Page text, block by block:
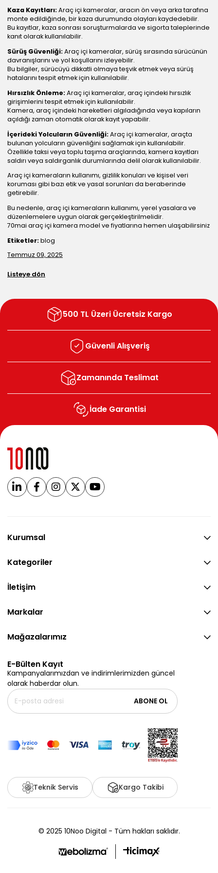
Kaza Kayıtları:Araç içi kameralar, aracın ön veya arka tarafına
monte edildiğinde, bir kaza durumunda olayları kaydedebilir.
Bu kayıtlar, kaza sonrası soruşturmalarda ve sigorta taleplerinde
kanıt olarak kullanılabilir.
Sürüş Güvenliği:Araç içi kameralar, sürüş sırasında sürücünün
davranışlarını ve yol koşullarını izleyebilir.
Bu bilgiler, sürücüyü dikkatli olmaya teşvik etmek veya sürüş
hatalarını tespit etmek için kullanılabilir.
Hırsızlık Önleme:Araç içi kameralar, araç içindeki hırsızlık
girişimlerini tespit etmek için kullanılabilir.
Kamera, araç içindeki hareketleri algıladığında veya kapıların
açıldığı zaman otomatik olarak kayıt yapabilir.
İçerideki Yolcuların Güvenliği:Araç içi kameralar, araçta
bulunan yolcuların güvenliğini sağlamak için kullanılabilir.
Özellikle taksi veya toplu taşıma araçlarında, kamera kayıtları
saldırı veya saldırganlık durumlarında delil olarak kullanılabilir.
Araç içi kameraların kullanımı, gizlilik konuları ve kişisel veri
koruması gibi bazı etik ve yasal sorunları da beraberinde
getirebilir.
Bu nedenle, araç içi kameraların kullanımı, yerel yasalara ve
düzenlemelere uygun olarak gerçekleştirilmelidir.
70mai araç içi kamera model ve fiyatlarına hemen ulaşabilirsiniz
Etiketler:blog
Temmuz 09, 2025
Listeye dön
500 TL Üzeri Ücretsiz Kargo
Güvenli Alışveriş
Zamanında Teslimat
İade Garantisi
Kurumsal
Kategoriler
İletişim
Markalar
Mağazalarımız
E-Bülten Kayıt
Kampanyalarımızdan ve indirimlerimizden güncel
olarak haberdar olun.
ABONE OL
Teknik Servis Kargo Takibi
© 2025 10Noo Digital - Tüm hakları saklıdır.